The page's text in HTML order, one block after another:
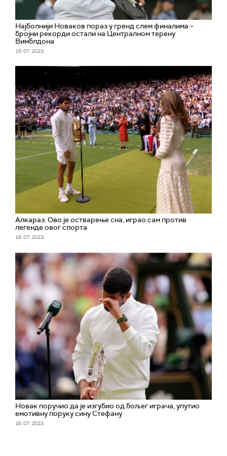
Најболнији Новаков пораз у гренд слем финалима –
бројни рекорди остали на Централном терену
Вимблдона
16. 07. 2023.
Алкараз: Ово је остварење сна, играо сам против
легенде овог спорта
16. 07. 2023.
Новак поручио да је изгубио од бољег играча, упутио
емотивну поруку сину Стефану
16. 07. 2023.